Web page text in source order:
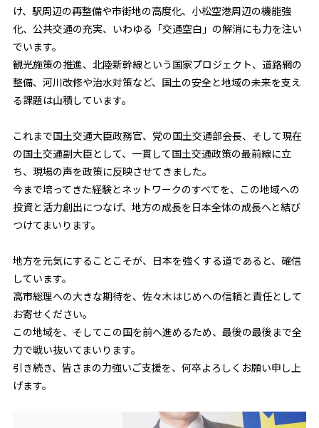
け、駅周辺の再整備や市街地の高度化、小松空港周辺の機能強
化、公共交通の充実、いわゆる「交通空白」の解消にも力を注い
でいます。
観光施策の推進、北陸新幹線という国家プロジェクト、道路網の
整備、河川改修や治水対策など、国土の安全と地域の未来を支え
る課題は山積しています。
これまで国土交通大臣政務官、党の国土交通部会長、そして現在
の国土交通副大臣として、一貫して国土交通政策の最前線に立
ち、現場の声を政策に反映させてきました。
今まで培ってきた経験とネットワークのすべてを、この地域への
投資と活力創出につなげ、地方の成長を日本全体の成長へと結び
つけてまいります。
地方を元気にすることこそが、日本を強くする道であると、確信
しています。
高市総理への大きな期待を、佐々木はじめへの信頼と責任として
お寄せください。
この地域を、そしてこの国を前へ進めるため、最後の最後まで全
力で戦い抜いてまいります。
引き続き、皆さまの力強いご支援を、何卒よろしくお願い申し上
げます。